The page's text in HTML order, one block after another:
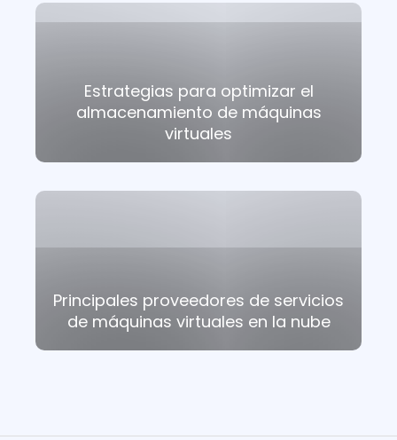
Estrategias para optimizar el
almacenamiento de máquinas
virtuales
Principales proveedores de servicios
de máquinas virtuales en la nube